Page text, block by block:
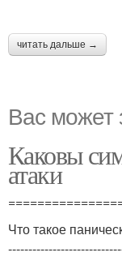
читать дальше →
Вас может
Каковы
атаки
Что такое